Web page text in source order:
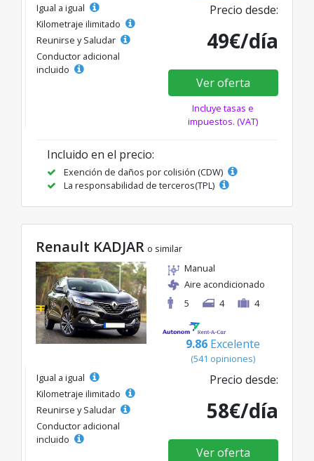
Igual a igual
Kilometraje ilimitado
Reunirse y Saludar
Conductor adicional
incluido
Precio desde:
49€/día
Ver oferta
Incluye tasas e
impuestos. (VAT)
Incluido en el precio:
Exención de daños por colisión (CDW)
La responsabilidad de terceros(TPL)
Renault KADJAR o similar
Manual
Aire acondicionado
5
4 4
9.86 Excelente
(541 opiniones)
Igual a igual
Kilometraje ilimitado
Reunirse y Saludar
Conductor adicional
incluido
Precio desde:
58€/día
Ver oferta